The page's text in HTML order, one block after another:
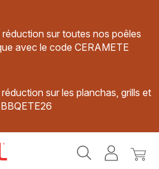
sur toutes nos poêles
avec le code CERAMETE
sur les planchas, grills et
MonMon